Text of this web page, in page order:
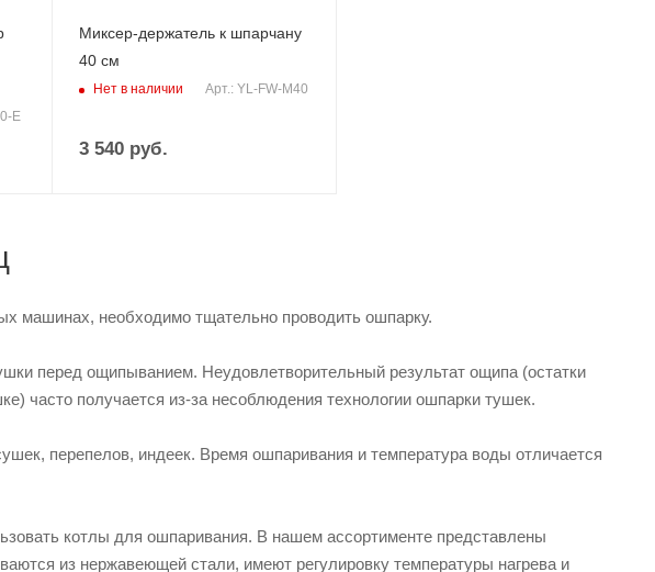
E
Миксер-держатель к шпарчану
40 см
Нет в наличии Арт.: YL-FW-M40
3 540руб.
машинах, необходимо тщательно проводить ошпарку.
перед ощипыванием. Неудовлетворительный результат ощипа (остатки
часто получается из-за несоблюдения технологии ошпарки тушек.
перепелов, индеек. Время ошпаривания и температура воды отличается
котлы для ошпаривания. В нашем ассортименте представлены
из нержавеющей стали, имеют регулировку температуры нагрева и